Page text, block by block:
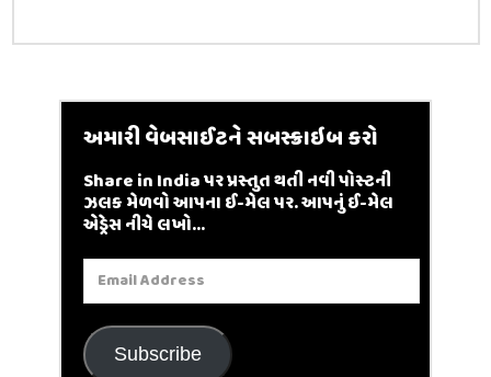
અમારી વેબસાઈટને સબસ્ક્રાઇબ કરો
Share in India પર પ્રસ્તુત થતી નવી પોસ્ટની
ઝલક મેળવો આપના ઈ-મેલ પર. આપનું ઈ-મેલ
એડ્રેસ નીચે લખો...
Email
Address
Subscribe